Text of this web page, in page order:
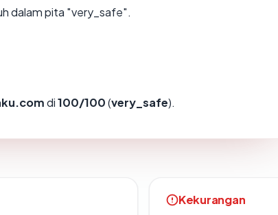
dalam pita "very_safe".
di100/100(very_safe).
Kekurangan